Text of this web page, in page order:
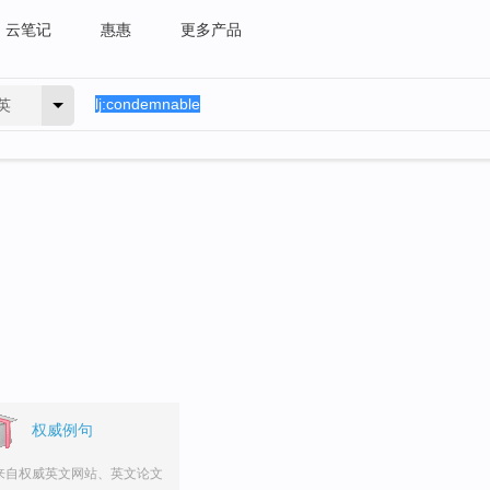
云笔记 惠惠 更多产品
权威例句
自权威英文网站、英文论文